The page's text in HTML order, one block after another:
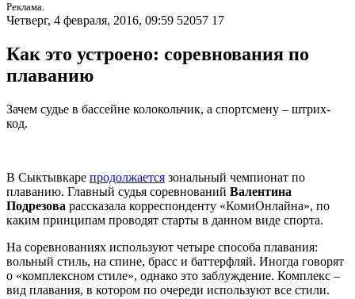
Реклама.
Четверг, 4 февраля, 2016, 09:59 52057 17
Как это устроено: соревнования по
плаванию
Зачем судье в бассейне колокольчик, а спортсмену – штрих-
код.
В Сыктывкаре продолжается зональный чемпионат по
плаванию. Главный судья соревнований Валентина
Подрезова рассказала корреспонденту «КомиОнлайна», по
каким принципам проводят старты в данном виде спорта.
На соревнованиях используют четыре способа плавания:
вольный стиль, на спине, брасс и баттерфляй. Иногда говорят
о «комплексном стиле», однако это заблуждение. Комплекс –
вид плавания, в котором по очереди используют все стили.